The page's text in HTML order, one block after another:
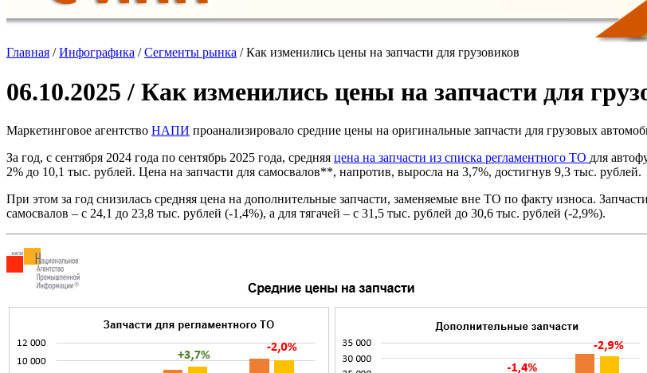
Главная /Инфографика /Сегменты рынка /Как изменились цены на запчасти для грузовиков
06.10.2025 / Как изменились цены на запчасти для
Маркетинговое агентство НАПИ проанализировало средние цены на оригинальные запчасти для грузовых
За год, с сентября 2024 года по сентябрь 2025 года, средняя цена на запчасти из списка регламентного ТО для
2% до 10,1 тыс. рублей. Цена на запчасти для самосвалов**, напротив, выросла на 3,7%, достигнув 9,3 тыс. рублей.
При этом за год снизилась средняя цена на дополнительные запчасти, заменяемые вне ТО по факту износа.
самосвалов – с 24,1 до 23,8 тыс. рублей (-1,4%), а для тягачей – с 31,5 тыс. рублей до 30,6 тыс. рублей (-2,9%).